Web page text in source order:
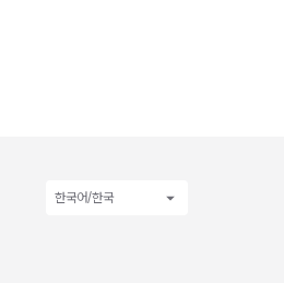
한국어/한국